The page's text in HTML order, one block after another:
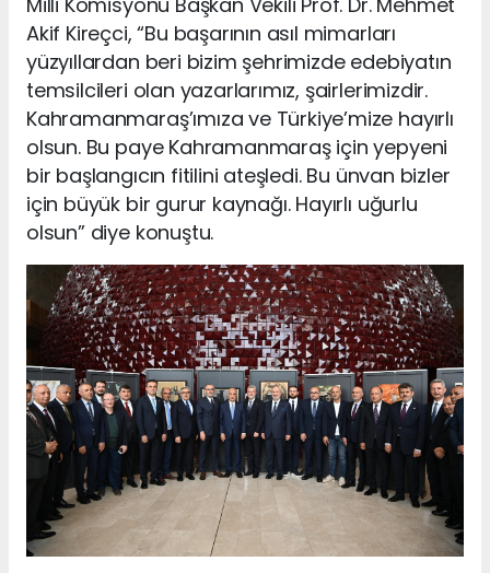
Akif Kireçci, “Bu başarının asıl mimarları
yüzyıllardan beri bizim şehrimizde edebiyatın
temsilcileri olan yazarlarımız, şairlerimizdir.
Kahramanmaraş’ımıza ve Türkiye’mize hayırlı
olsun. Bu paye Kahramanmaraş için yepyeni
bir başlangıcın fitilini ateşledi. Bu ünvan bizler
için büyük bir gurur kaynağı. Hayırlı uğurlu
olsun” diye konuştu.